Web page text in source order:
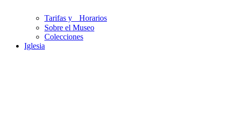
Tarifas y Horarios
Sobre el Museo
Colecciones
Iglesia